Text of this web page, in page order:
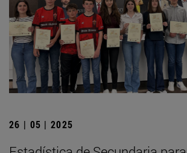
26 | 05 | 2025